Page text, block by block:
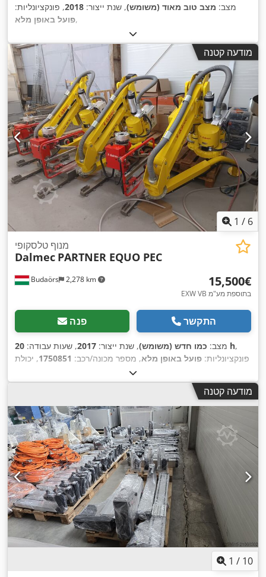
מצב: מצב טוב מאוד (משומש), שנת ייצור: 2018, פונקציונליות:
פועל באופן מלא,
מודעה קטנה
1 / 6
Budaörs 2,278 km
מנוף טלסקופי
Dalmec PARTNER EQUO PEC
‏15,500 ‏€
EXW VB בתוספת מע"מ
פנה התקשר
מצב: כמו חדש (משומש), שנת ייצור: 2017, שעות עבודה: 20 h,
פונקציונליות: פועל באופן מלא, מספר מכונה/רכב: 1750851, יכולת
מודעה קטנה
1 / 10